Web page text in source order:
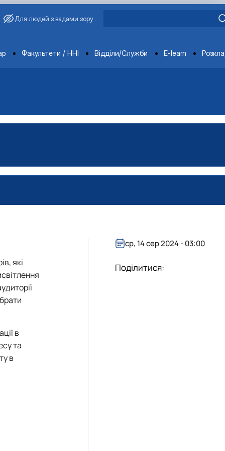
Для людей з вадами зору
Факультети / ННІ Відділи/Служби E-learn
які
в
та
в
ср, 14 сер 2024 - 03:00
Поділитися: